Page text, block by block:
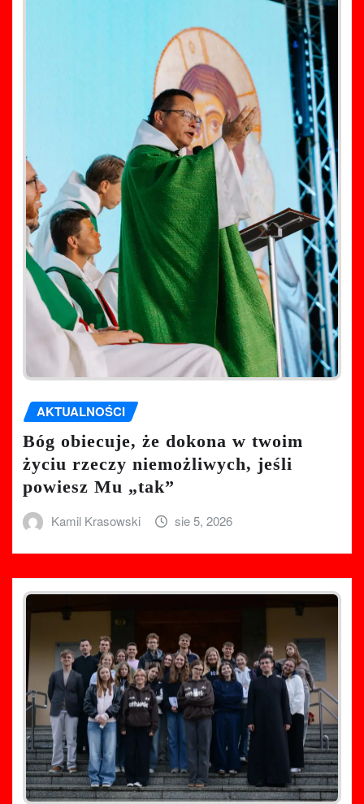
AKTUALNOŚCI
Bóg obiecuje, że dokona w twoim
życiu rzeczy niemożliwych, jeśli
powiesz Mu „tak”
Kamil Krasowski sie 5, 2026